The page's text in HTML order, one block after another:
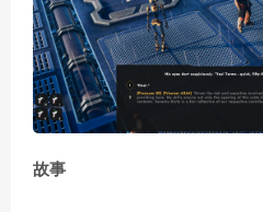
故事